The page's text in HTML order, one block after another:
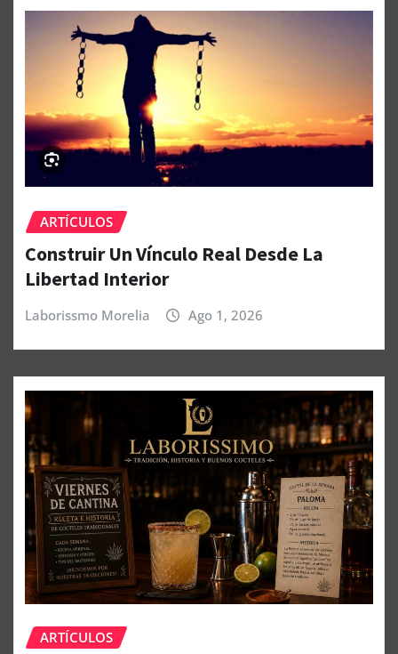
ARTÍCULOS
Construir Un Vínculo Real Desde La
Libertad Interior
Laborissmo Morelia Ago 1, 2026
ARTÍCULOS